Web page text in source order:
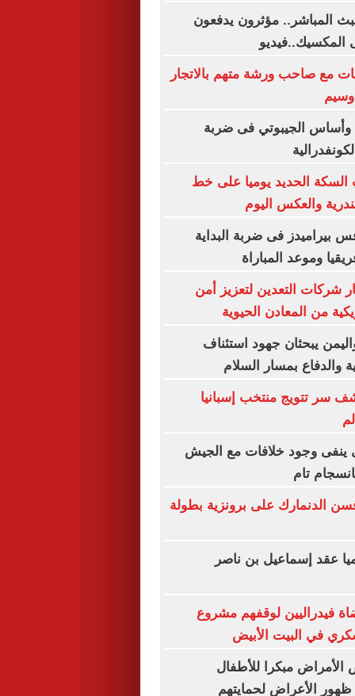
المباشر.. مؤثرون يدفعون
المكسيك..فيديو
مع صاحب ورشة متهم بالاتجار
وأساس الجيبوتي فى ضربة
السكة الحديد يوميا على خط
والعكس اليوم
بيراميدز فى ضربة البداية
وموعد المباراة
شركات التعدين لتعزيز أمن
من المعادن الحيوية
يبحثان جهود استئناف
والدفاع بمسار السلام
سر تتويج منتخب إسبانيا
ينفى وجود خلافات مع الجيش
تام
الدنمارك على برونزية بطولة
عقد إسماعيل بن ناصر
فيدراليين لوقفهم مشروع
في البيت الأبيض
مبكرا للأطفال
الأعراض لحمايتهم